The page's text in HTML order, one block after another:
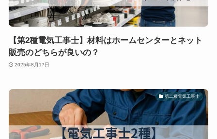
【第2種電気工事士】材料はホームセンターとネット
販売のどちらが良いの？
2025年8月17日
第二種電気工事士